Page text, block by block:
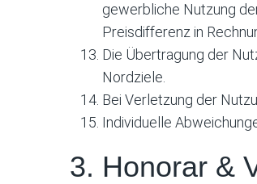
gewerbliche Nutzung
Preisdifferenz in
Die Übertragung der
Nordziele.
Bei Verletzung der
Individuelle
3. Honorar &